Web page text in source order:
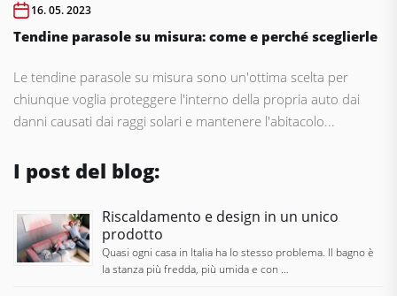
16. 05. 2023
Tendine parasole su misura: come e perché sceglierle
Le tendine parasole su misura sono un'ottima scelta per
chiunque voglia proteggere l'interno della propria auto dai
danni causati dai raggi solari e mantenere l'abitacolo...
I post del blog:
Riscaldamento e design in un unico
prodotto
Quasi ogni casa in Italia ha lo stesso problema. Il bagno è
la stanza più fredda, più umida e con …